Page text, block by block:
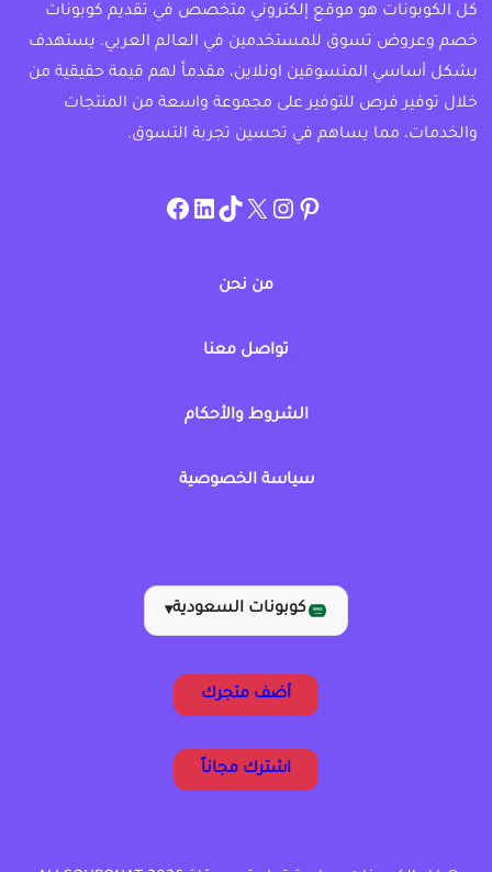
كل الكوبونات هو موقع إلكتروني متخصص في تقديم كوبونات
خصم وعروض تسوق للمستخدمين في العالم العربي. يستهدف
بشكل أساسي المتسوقين اونلاين، مقدماً لهم قيمة حقيقية من
خلال توفير فرص للتوفير على مجموعة واسعة من المنتجات
والخدمات، مما يساهم في تحسين تجربة التسوق.
pinterest
allcouponat
twitter
TikTok
linkedin
facebook
من نحن
تواصل معنا
الشروط والأحكام
سياسة الخصوصية
كوبونات السعودية▾
أضف متجرك
اشترك مجاناً